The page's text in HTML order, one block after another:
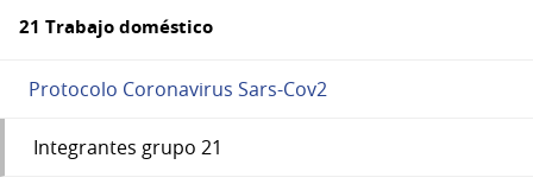
21 Trabajo doméstico
Protocolo Coronavirus Sars-Cov2
Integrantes grupo 21